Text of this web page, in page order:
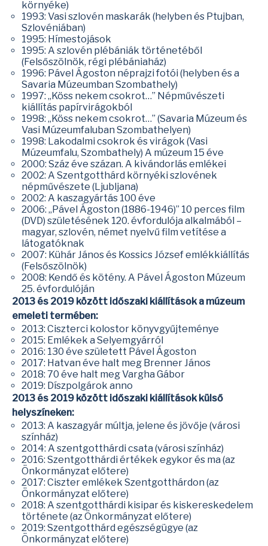
környéke)
1993: Vasi szlovén maskarák (helyben és Ptujban,
Szlovéniában)
1995: Hímestojások
1995: A szlovén plébániák történetéből
(Felsőszölnök, régi plébániaház)
1996: Pável Ágoston néprajzi fotói (helyben és a
Savaria Múzeumban Szombathely)
1997: „Köss nekem csokrot…” Népművészeti
kiállítás papírvirágokból
1998: „Köss nekem csokrot…” (Savaria Múzeum és
Vasi Múzeumfaluban Szombathelyen)
1998: Lakodalmi csokrok és virágok (Vasi
Múzeumfalu, Szombathely) A múzeum 15 éve
2000: Száz éve százan. A kivándorlás emlékei
2002: A Szentgotthárd környéki szlovének
népművészete (Ljubljana)
2002: A kaszagyártás 100 éve
2006: „Pável Ágoston (1886-1946)” 10 perces film
(DVD) születésének 120. évfordulója alkalmából –
magyar, szlovén, német nyelvű film vetítése a
látogatóknak
2007: Kühár János és Kossics József emlékkiállítás
(Felsőszölnök)
2008: Kendő és kötény. A Pável Ágoston Múzeum
25. évfordulóján
2013 és 2019 között időszaki kiállítások a múzeum
emeleti termében:
2013: Ciszterci kolostor könyvgyűjteménye
2015: Emlékek a Selyemgyárról
2016: 130 éve született Pável Ágoston
2017: Hatvan éve halt meg Brenner János
2018: 70 éve halt meg Vargha Gábor
2019: Díszpolgárok anno
2013 és 2019 között időszaki kiállítások külső
helyszíneken:
2013: A kaszagyár múltja, jelene és jövője (városi
színház)
2014: A szentgotthárdi csata (városi színház)
2016: Szentgotthárdi értékek egykor és ma (az
Önkormányzat előtere)
2017: Ciszter emlékek Szentgotthárdon (az
Önkormányzat előtere)
2018: A szentgotthárdi kisipar és kiskereskedelem
története (az Önkormányzat előtere)
2019: Szentgotthárd egészségügye (az
Önkormányzat előtere)